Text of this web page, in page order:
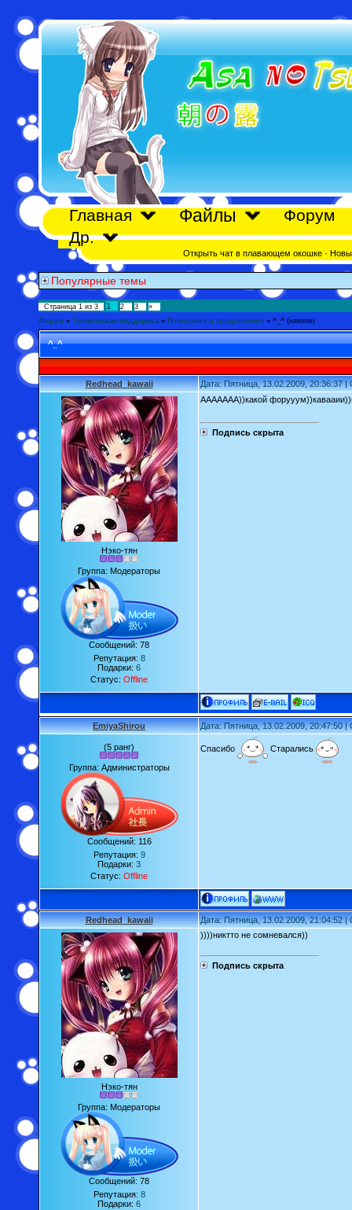
Главная Файлы
Форум
Др.
Открыть чат в плавающем окошке·
Популярные темы
Страница 1 из 3 1 2 3
»
Форум » Техническая поддержка » Пожелания и предложения » ^_^ (няяяяя)
^_^
Redhead_kawaii Дата: Пятница, 13.02.2009, 20:36:37
Нэко-тян
Группа: Модераторы
Сообщений: 78
Репутация: 8
Подарки: 6
Статус: Offline
ААААААА))какой
Подпись скрыта
EmiyaShirou Дата: Пятница, 13.02.2009, 20:47:50
(5 ранг)
Группа: Администраторы
Сообщений: 116
Репутация: 9
Подарки: 3
Статус: Offline
Спасибо Старались
Redhead_kawaii Дата: Пятница, 13.02.2009, 21:04:52
Нэко-тян
Группа: Модераторы
Сообщений: 78
Репутация: 8
Подарки: 6
))))никтто не сомневался))
Подпись скрыта